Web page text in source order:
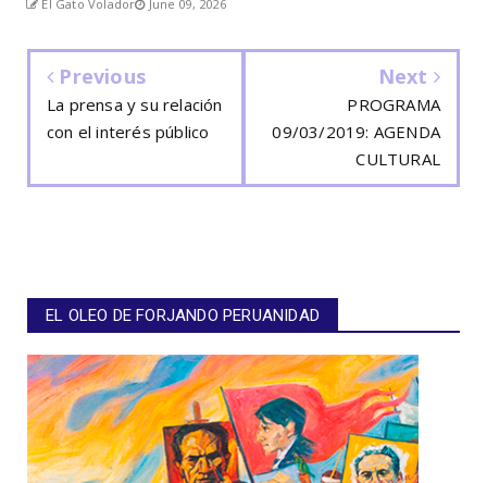
El Gato Volador June 09, 2026
Previous
La prensa y su relación
con el interés público
Next
PROGRAMA
09/03/2019: AGENDA
CULTURAL
EL OLEO DE FORJANDO PERUANIDAD